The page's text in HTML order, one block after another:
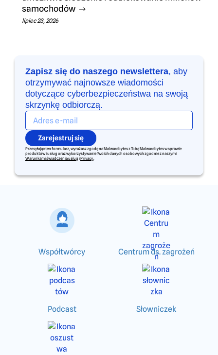
samochodów
lipiec 23, 2026
Zapisz się do naszego newslettera, aby
otrzymywać najnowsze wiadomości
dotyczące cyberbezpieczeństwa na swoją
skrzynkę odbiorczą.
Zarejestruj się
Przesyłając ten formularz, wyrażasz zgodę na Malwarebytes z Tobą Malwarebytes w sprawie
produktów i usług oraz wykorzystywanie Twoich danych osobowych zgodnie z naszymi
Warunkami świadczenia usług iPrivacy.
Współtwórcy Centrum ds. zagrożeń
Podcast Słowniczek